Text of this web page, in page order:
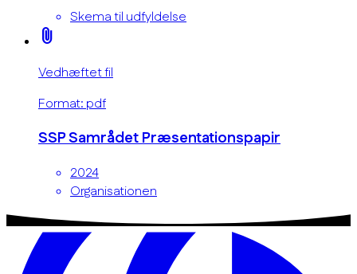
Skema til udfyldelse
attach_file
Vedhæftet fil
Format: pdf
SSP Samrådet Præsentationspapir
2024
Organisationen